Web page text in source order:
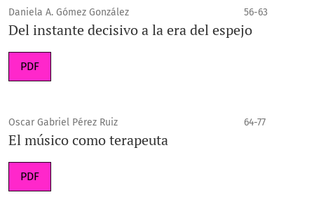
Daniela A. Gómez González 56-63
Del instante decisivo a la era del espejo
PDF
Oscar Gabriel Pérez Ruiz 64-77
El músico como terapeuta
PDF